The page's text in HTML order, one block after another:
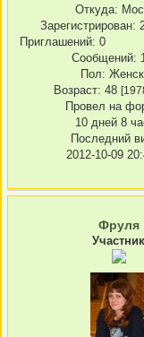
Откуда:
Зарегистрирован:
Приглашений: 0
Сообщений:
Пол:
Возраст: 48
Провел на
10 дней 8
Последний
2012-10-09
Фруля
Участник